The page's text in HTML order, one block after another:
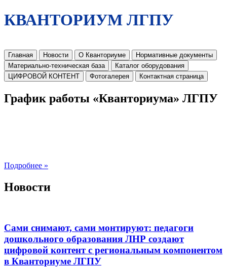
КВАНТОРИУМ ЛГПУ
Главная Новости О Кванториуме
Нормативные документы
Материально-техническая база
Каталог оборудования
ЦИФРОВОЙ КОНТЕНТ
Фотогалерея Контактная страница
График работы «Кванториума» ЛГПУ
Подробнее »
Новости
Сами снимают, сами монтируют: педагоги
дошкольного образования ЛНР создают
цифровой контент с региональным компонентом
в Кванториуме ЛГПУ​